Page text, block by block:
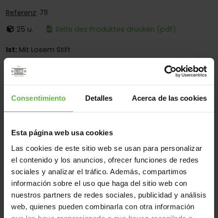
Consentimiento Detalles Acerca de las cookies
Esta página web usa cookies
Las cookies de este sitio web se usan para personalizar
el contenido y los anuncios, ofrecer funciones de redes
sociales y analizar el tráfico. Además, compartimos
información sobre el uso que haga del sitio web con
nuestros partners de redes sociales, publicidad y análisis
web, quienes pueden combinarla con otra información
Referenz: 711
25 u.
Seite des Produktes drücken (pdf)
Ist: Mit Losem Stift
Ecken:
Montage:Nur Zum Anschrauben
Einsatzberen:Für Möbel - Für Holztüren - Für
Werkstoff
Stahl
(3 Artikel)